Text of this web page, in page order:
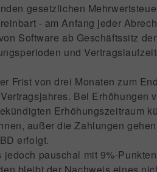
gesetzlichen
- am Anfang jeder
Software ab Geschäftssitz
und
Frist von drei Monaten zum
Bei Erhöhungen
Erhöhungszeitraum
außer die Zahlungen
erfolgt.
pauschal mit 9%-
bleibt der Nachweis eines